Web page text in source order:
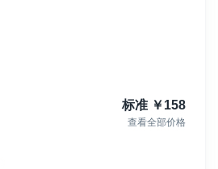
标准 ￥158
查看全部价格